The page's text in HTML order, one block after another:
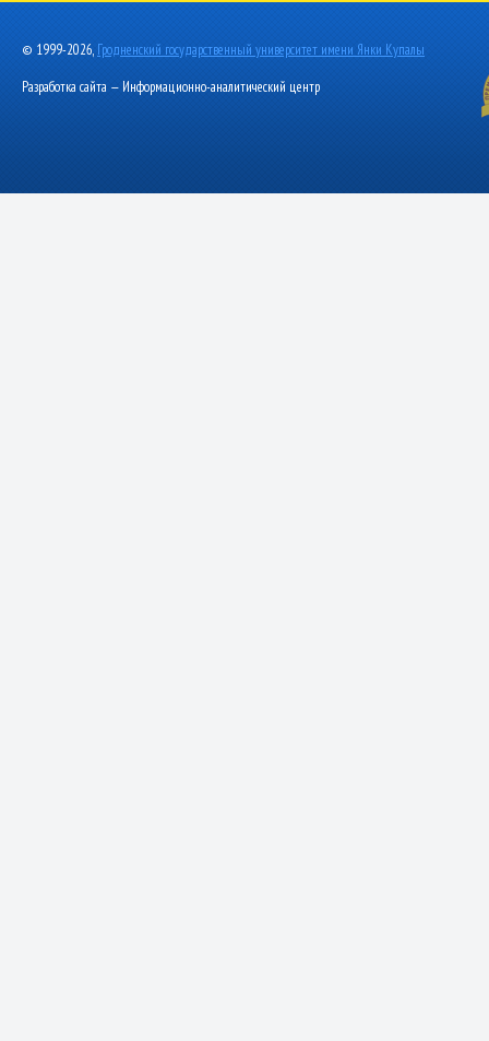
© 1999-2026, Гродненский государственный университет имени Янки Купалы
Разработка сайта — Информационно-аналитический центр